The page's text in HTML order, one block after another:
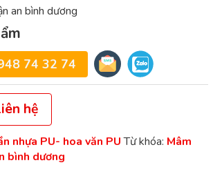
an bình dương
74 32 74
hệ
nhựa PU- hoa văn PU Từ khóa: Mâm
bình dương